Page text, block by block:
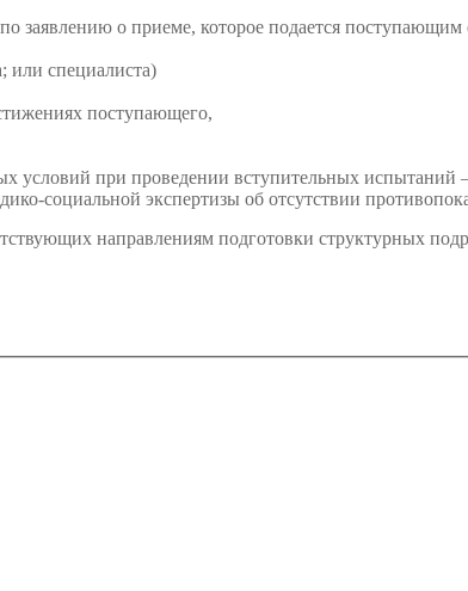
по заявлению о приеме, которое подается
или специалиста)
поступающего,
условий при проведении вступительных
социальной экспертизы об отсутствии
направлениям подготовки